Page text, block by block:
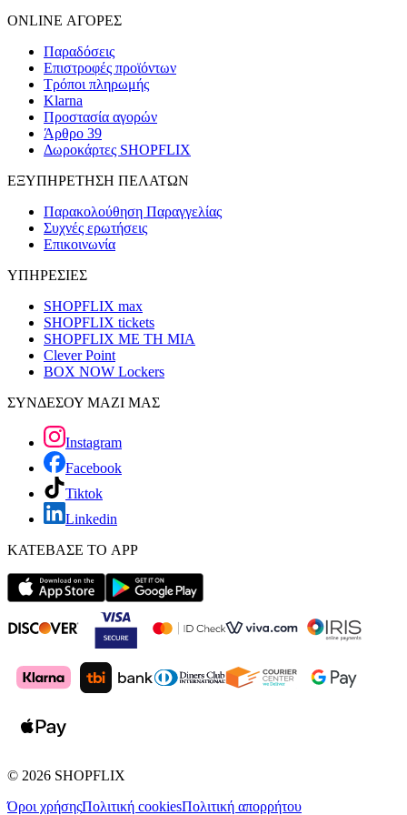
ONLINE ΑΓΟΡΕΣ
Παραδόσεις
Επιστροφές προϊόντων
Τρόποι πληρωμής
Klarna
Προστασία αγορών
Άρθρο 39
Δωροκάρτες SHOPFLIX
ΕΞΥΠΗΡΕΤΗΣΗ ΠΕΛΑΤΩΝ
Παρακολούθηση Παραγγελίας
Συχνές ερωτήσεις
Επικοινωνία
ΥΠΗΡΕΣΙΕΣ
SHOPFLIX max
SHOPFLIX tickets
SHOPFLIX ΜΕ ΤΗ ΜΙΑ
Clever Point
BOX NOW Lockers
ΣΥΝΔΕΣΟΥ ΜΑΖΙ ΜΑΣ
Instagram
Facebook
Tiktok
Linkedin
ΚΑΤΕΒΑΣΕ ΤΟ APP
© 2026 SHOPFLIX
Όροι χρήσηςΠολιτική cookiesΠολιτική απορρήτου